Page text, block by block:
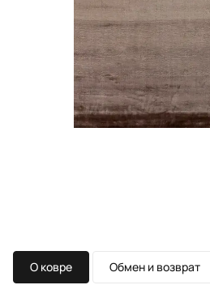
О ковре Обмен и возврат